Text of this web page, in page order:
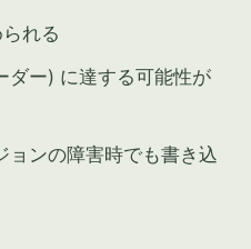
れる
ダー) に達する可能性が
ョンの障害時でも書き込